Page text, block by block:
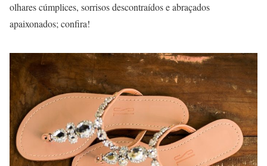
olhares cúmplices, sorrisos descontraídos e abraçados
apaixonados; confira!